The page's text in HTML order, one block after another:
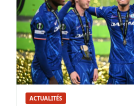
ACTUALITÉS